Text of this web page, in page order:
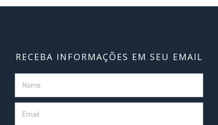
RECEBA INFORMAÇÕES EM SEU EMAIL